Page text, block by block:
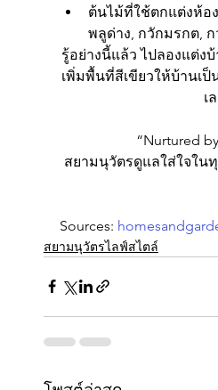
ต้นไม้ที่ใช้ตกแต่งห้อ
พลูด่าง, กวักมรกต,
รู้อย่างนี้แล้ว ไปลองแต่ง
เพิ่มพื้นที่สีเขียวให้บ้านเ
เ
“Nurtured
สยามนุวัตรดูแลใส่ใจใน
Sources:
สยามนุวัตรไลฟ์สไตล์